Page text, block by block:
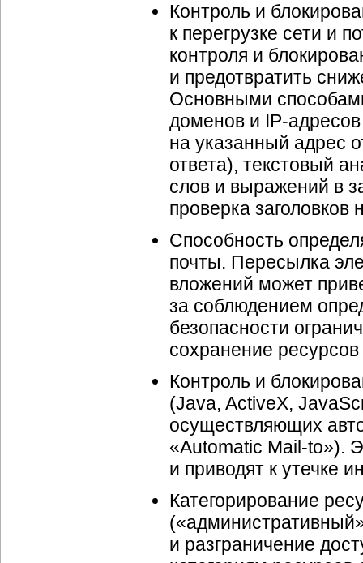
Контроль и
к перегрузке сети и
контроля и
и предотвратить
Основными
доменов и IP-
на указанный адрес
ответа), текстовый
слов и выражений в
проверка заголовков
Способность
почты. Пересылка
вложений может
за соблюдением
безопасности
сохранение
Контроль и
(Java, ActiveX,
осуществляющих
«Automatic Mail-to»).
и приводят к утечке
Категорирование
и разграничение